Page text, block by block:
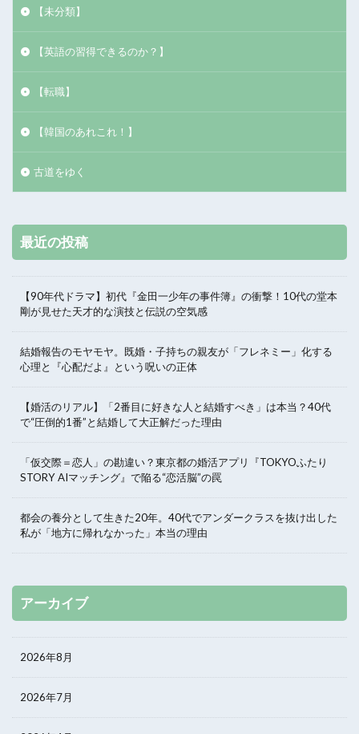
【未分類】
【英語の習得できるのか？】
【転職】
【韓国のあれこれ！】
古道をゆく
最近の投稿
【90年代ドラマ】初代『金田一少年の事件簿』の衝撃！10代の堂本
剛が見せた天才的な演技と伝説の空気感
結婚報告のモヤモヤ。既婚・子持ちの親友が「フレネミー」化する
心理と『心配だよ』という呪いの正体
【婚活のリアル】「2番目に好きな人と結婚すべき」は本当？40代
で“圧倒的1番”と結婚して大正解だった理由
「仮交際＝恋人」の勘違い？東京都の婚活アプリ『TOKYOふたり
STORY AIマッチング』で陥る“恋活脳”の罠
都会の養分として生きた20年。40代でアンダークラスを抜け出した
私が「地方に帰れなかった」本当の理由
アーカイブ
2026年8月
2026年7月